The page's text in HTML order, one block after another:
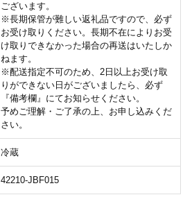
ございます。
※長期保管が難しい返礼品ですので、必ず
お受け取りください。長期不在によりお受
け取りできなかった場合の再送はいたしか
ねます。
※配送指定不可のため、2日以上お受け取
りができない日がございましたら、必ず
『備考欄』にてお知らせください。
予めご理解・ご了承の上、お申し込みくだ
さい。
冷蔵
42210-JBF015